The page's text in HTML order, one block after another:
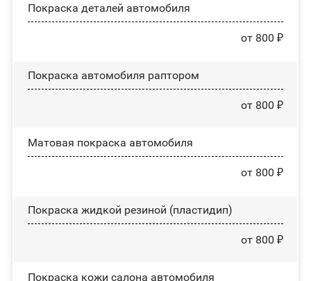
Покраска деталей автомобиля
от 800 ₽
Покраска автомобиля раптором
от 800 ₽
Матовая покраска автомобиля
от 800 ₽
Покраска жидкой резиной (пластидип)
от 800 ₽
Покраска кожи салона автомобиля